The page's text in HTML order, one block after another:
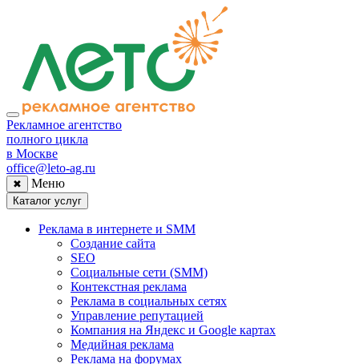
Рекламное агентство
полного цикла
в Москве
office@leto-ag.ru
✖ Меню
Каталог услуг
Реклама в интернете и SMM
Создание сайта
SEO
Социальные сети (SMM)
Контекстная реклама
Реклама в социальных сетях
Управление репутацией
Компания на Яндекс и Google картах
Медийная реклама
Реклама на форумах